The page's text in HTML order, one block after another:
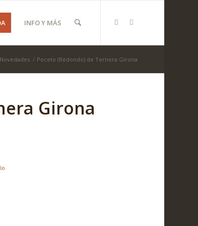
INFO Y MÁS
Novedades / Peceto (Redondo) de Ternera Girona
Girona